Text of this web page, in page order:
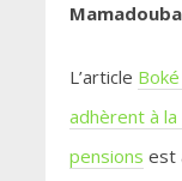
L’article
adhèrent à
pensions est